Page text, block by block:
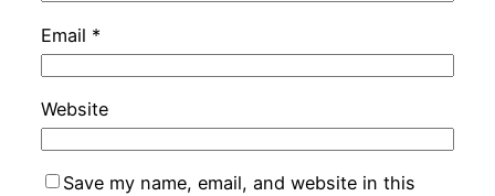
Email *
Website
Save my name, email, and website in this